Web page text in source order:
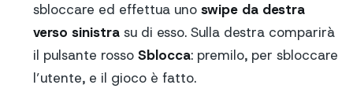
sbloccare ed effettua uno swipe da destra
verso sinistrasu di esso. Sulla destra comparirà
il pulsante rosso Sblocca: premilo, per sbloccare
l’utente, e il gioco è fatto.